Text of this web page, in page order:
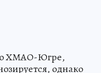
ХМАО-Югре,
однако